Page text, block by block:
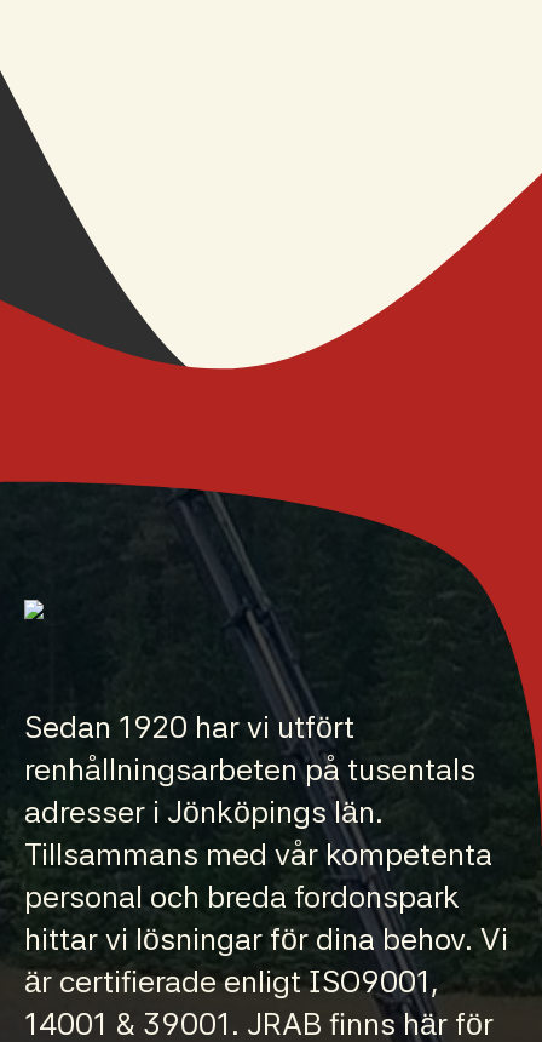
Sedan 1920 har vi utfört
renhållningsarbeten på tusentals
adresser i Jönköpings län.
Tillsammans med vår kompetenta
personal och breda fordonspark
hittar vi lösningar för dina behov. Vi
är certifierade enligt ISO9001,
14001 & 39001. JRAB finns här för